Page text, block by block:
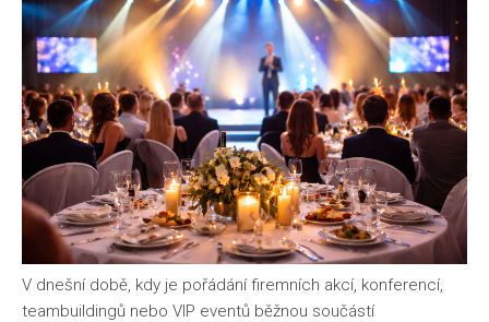
V dnešní době, kdy je pořádání firemních akcí, konferencí,
teambuildingů nebo VIP eventů běžnou součástí